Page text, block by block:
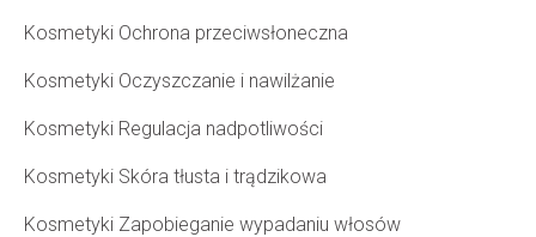
Kosmetyki Ochrona przeciwsłoneczna
Kosmetyki Oczyszczanie i nawilżanie
Kosmetyki Regulacja nadpotliwości
Kosmetyki Skóra tłusta i trądzikowa
Kosmetyki Zapobieganie wypadaniu włosów